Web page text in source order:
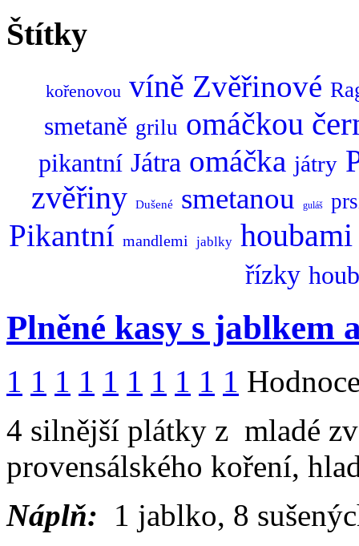
Štítky
kořenovou víně Zvěřinové
smetaně grilu omáčkou
pikantní Játra omáčka játry
zvěřiny Dušené smetanou guláš
Pikantní mandlemi jablky houbami
řízky
Plněné kasy s jablkem
1 1 1 1 1 1 1 1 1 1
4 silnější plátky z mladé
provensálského koření,
Náplň: 1 jablko, 8